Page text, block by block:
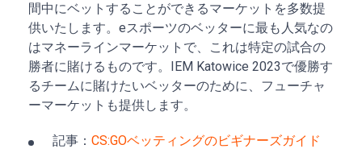
間中にベットすることができるマーケットを多数提
供いたします。eスポーツのベッターに最も人気なの
はマネーラインマーケットで、これは特定の試合の
勝者に賭けるものです。IEM Katowice 2023で優勝す
るチームに賭けたいベッターのために、フューチャ
ーマーケットも提供します。
記事： CS:GOベッティングのビギナーズガイド